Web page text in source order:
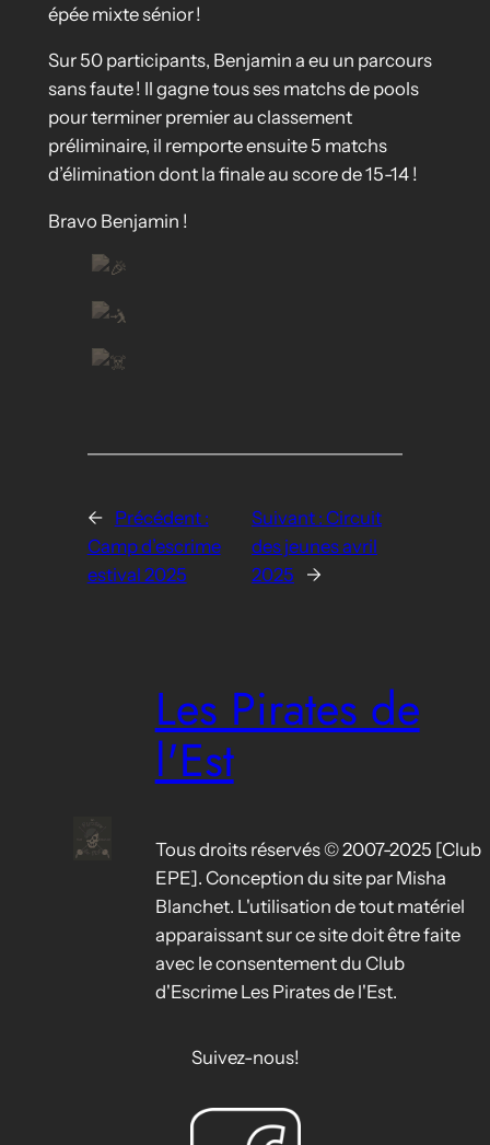
épée mixte sénior !
Sur 50 participants, Benjamin a eu un parcours
sans faute ! Il gagne tous ses matchs de pools
pour terminer premier au classement
préliminaire, il remporte ensuite 5 matchs
d’élimination dont la finale au score de 15-14 !
Bravo Benjamin !
←
Précédent :
Camp d’escrime
estival 2025
Suivant : Circuit
des jeunes avril
2025
→
Les Pirates de
l'Est
Tous droits réservés © 2007-2025 [Club
EPE]. Conception du site par Misha
Blanchet. L'utilisation de tout matériel
apparaissant sur ce site doit être faite
avec le consentement du Club
d'Escrime Les Pirates de l'Est.
Suivez-nous!